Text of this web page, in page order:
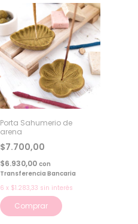
Porta Sahumerio de
arena
$7.700,00
$6.930,00con
Transferencia Bancaria
6 x $1.283,33 sin interés
Comprar